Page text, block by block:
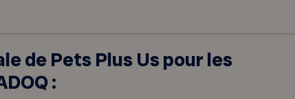
de Pets Plus Us pour les
: